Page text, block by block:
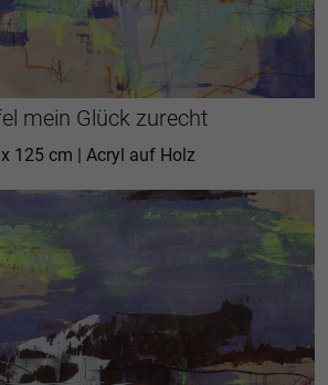
mein Glück zurecht
125 cm | Acryl auf Holz